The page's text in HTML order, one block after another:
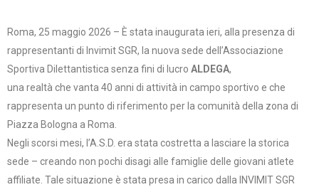
Roma, 25 maggio 2026 – È stata inaugurata ieri, alla presenza di
rappresentanti di Invimit SGR, la nuova sede dell’Associazione
Sportiva Dilettantistica senza fini di lucro ALDEGA,
una realtà che vanta 40 anni di attività in campo sportivo e che
rappresenta un punto di riferimento per la comunità della zona di
Piazza Bologna a Roma.
Negli scorsi mesi, l’A.S.D. era stata costretta a lasciare la storica
sede – creando non pochi disagi alle famiglie delle giovani atlete
affiliate. Tale situazione è stata presa in carico dalla INVIMIT SGR